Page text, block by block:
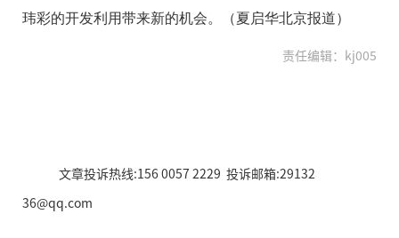
玮彩的开发利用带来新的机会。（夏启华北京报道）
责任编辑：kj005
文章投诉热线:156 0057 2229 投诉邮箱:29132
36@qq.com